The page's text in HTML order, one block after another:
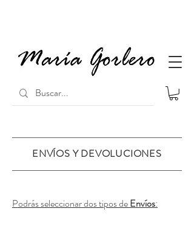
ENVÍOS Y DEVOLUCIONES
Podrás seleccionar dos tipos deEnvíos: